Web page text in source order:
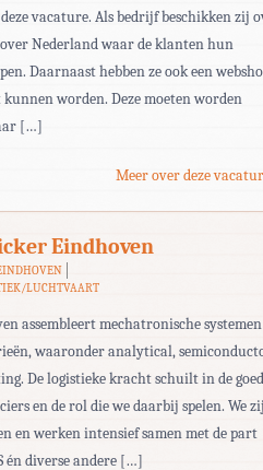
vacature. Als bedrijf beschikken zij
Nederland waar de klanten hun
Daarnaast hebben ze ook een
worden. Deze moeten worden
[…]
Meer over deze
Eindhoven
LUCHTVAART
assembleert mechatronische systemen
waaronder analytical,
De logistieke kracht schuilt in de
en de rol die we daarbij spelen. We
en werken intensief samen met de part
én diverse andere […]